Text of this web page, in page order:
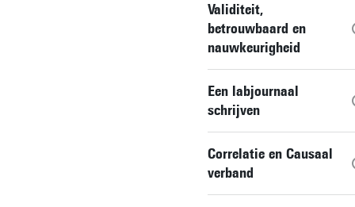
Validiteit,
betrouwbaard en
nauwkeurigheid
Een labjournaal
schrijven
Correlatie en Causaal
verband